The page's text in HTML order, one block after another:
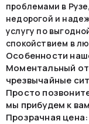
проблемами в
недорогой и
услугу по
спокойствием в
Особенности
Моментальный
чрезвычайные
Просто
мы прибудем к
Прозрачная